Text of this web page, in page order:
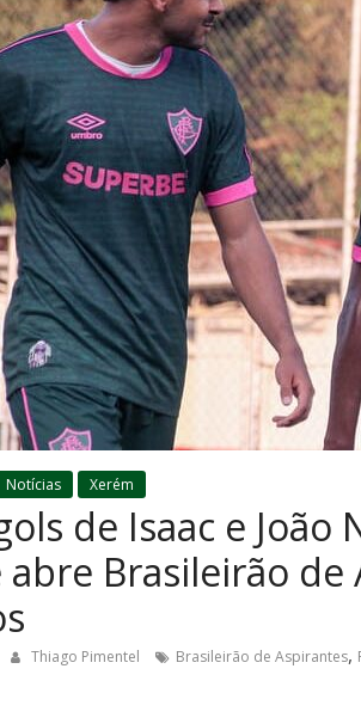
Notícias Xerém
de Isaac e
abre Brasileirão
Thiago Pimentel Brasileirão de Aspirantes,